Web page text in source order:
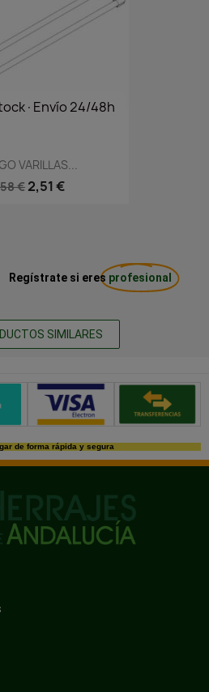
24/48h
VARILLAS...
€ 2,51 €
Regístrate si eres profesional
SIMILARES
de pago seguros
de forma rápida y segura